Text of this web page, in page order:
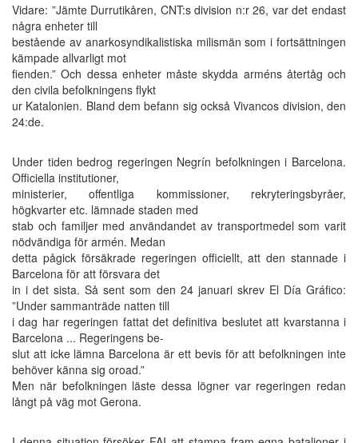
Vidare: ”Jämte Durrutikåren, CNT:s division n:r 26, var det endast
några enheter till
bestående av anarkosyndikalistiska milismän som i fortsättningen
kämpade allvarligt mot
fienden.” Och dessa enheter måste skydda arméns återtåg och
den civila befolkningens flykt
ur Katalonien. Bland dem befann sig också Vivancos division, den
24:de.
Under tiden bedrog regeringen Negrín befolkningen i Barcelona.
Officiella institutioner,
ministerier, offentliga kommissioner, rekryteringsbyråer,
högkvarter etc. lämnade staden med
stab och familjer med användandet av transportmedel som varit
nödvändiga för armén. Medan
detta pågick försäkrade regeringen officiellt, att den stannade i
Barcelona för att försvara det
in i det sista. Så sent som den 24 januari skrev El Día Gráfico:
”Under sammanträde natten till
i dag har regeringen fattat det definitiva beslutet att kvarstanna i
Barcelona ... Regeringens be-
slut att icke lämna Barcelona är ett bevis för att befolkningen inte
behöver känna sig oroad.”
Men när befolkningen läste dessa lögner var regeringen redan
långt på väg mot Gerona.